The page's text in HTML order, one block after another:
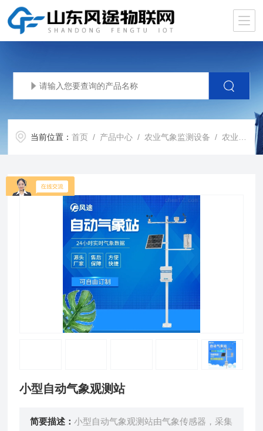
当前位置：首页 / 产品中心 / 农业气象监测设备 / 农业气象站
小型自动气象观测站
简要描述：小型自动气象观测站由气象传感器，采集